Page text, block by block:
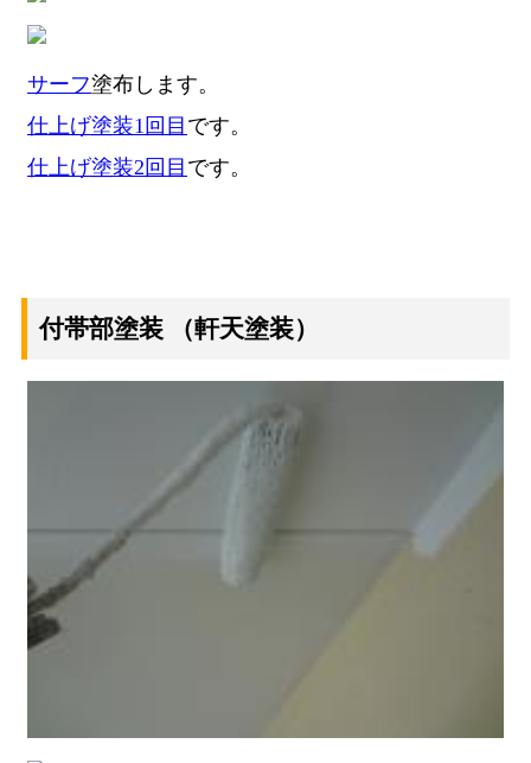
サーフ塗布します。
仕上げ塗装1回目 です。
仕上げ塗装2回目 です。
付帯部塗装 （軒天塗装）